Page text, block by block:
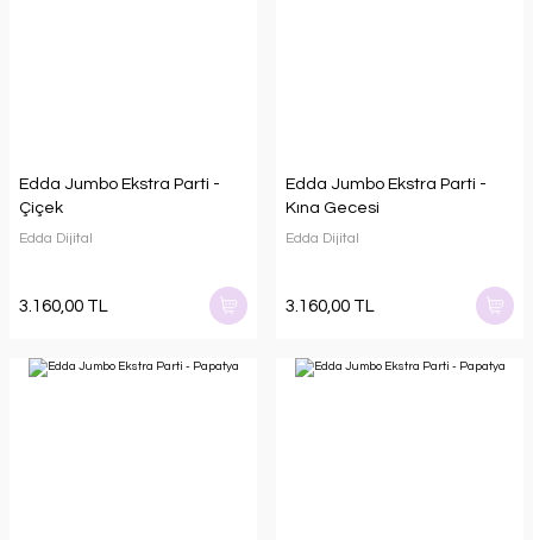
Edda Jumbo Ekstra Parti -
Çiçek
Edda Dijital
3.160,00 TL
Edda Jumbo Ekstra Parti -
Kına Gecesi
Edda Dijital
3.160,00 TL